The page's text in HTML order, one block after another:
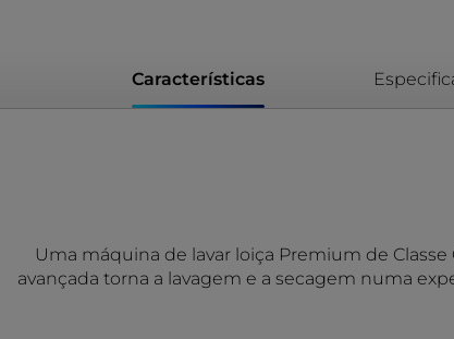
Características
Uma máquina de lavar loiça Premium de
avançada torna a lavagem e a secagem numa